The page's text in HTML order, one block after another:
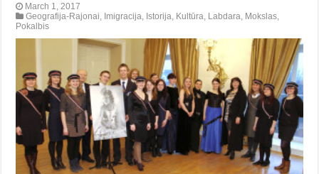
March 1, 2017
Geografija-Rajonai Imigracija Istorija Kultūra Labdara Mokslas
Pokalbis